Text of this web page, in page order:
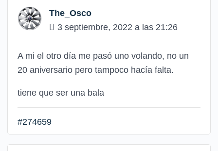
The_Osco
3 septiembre, 2022 a las 21:26
A mi el otro día me pasó uno volando, no un
20 aniversario pero tampoco hacía falta.
tiene que ser una bala
#274659